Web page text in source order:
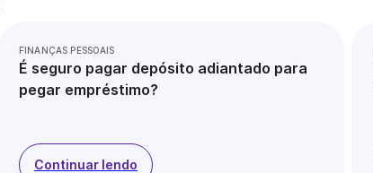
FINANÇAS PESSOAIS
É seguro pagar depósito adiantado para
pegar empréstimo?
Continuar lendo